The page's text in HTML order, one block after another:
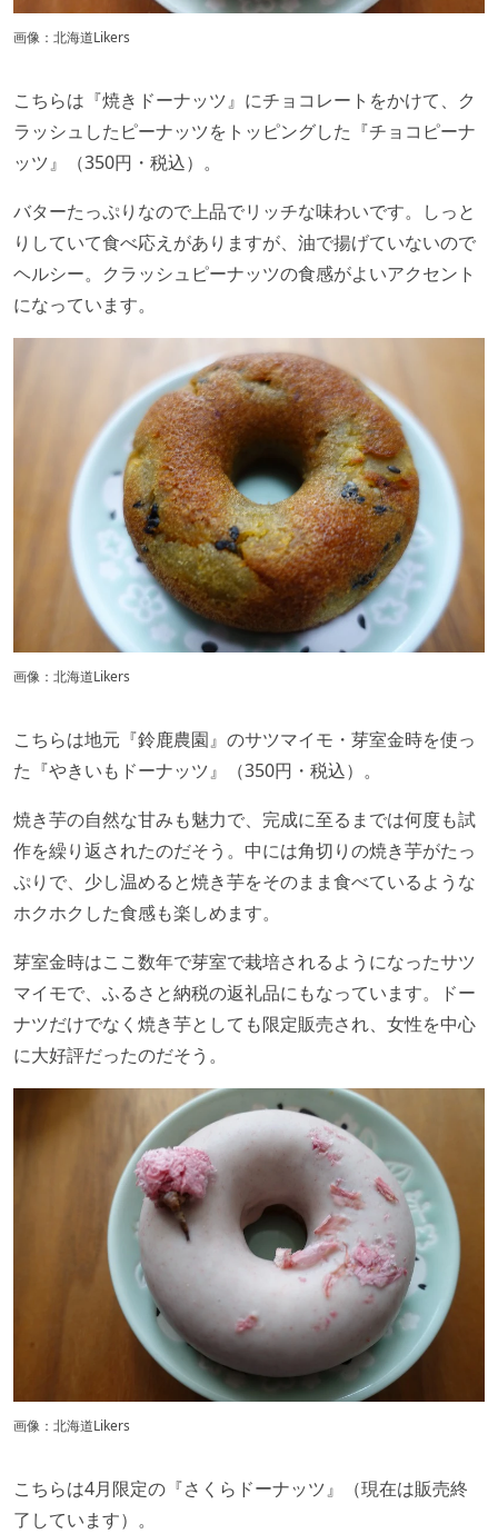
画像：北海道Likers
こちらは『焼きドーナッツ』にチョコレートをかけて、ク
ラッシュしたピーナッツをトッピングした『チョコピーナ
ッツ』（350円・税込）。
バターたっぷりなので上品でリッチな味わいです。しっと
りしていて食べ応えがありますが、油で揚げていないので
ヘルシー。クラッシュピーナッツの食感がよいアクセント
になっています。
画像：北海道Likers
こちらは地元『鈴鹿農園』のサツマイモ・芽室金時を使っ
た『やきいもドーナッツ』（350円・税込）。
焼き芋の自然な甘みも魅力で、完成に至るまでは何度も試
作を繰り返されたのだそう。中には角切りの焼き芋がたっ
ぷりで、少し温めると焼き芋をそのまま食べているような
ホクホクした食感も楽しめます。
芽室金時はここ数年で芽室で栽培されるようになったサツ
マイモで、ふるさと納税の返礼品にもなっています。ドー
ナツだけでなく焼き芋としても限定販売され、女性を中心
に大好評だったのだそう。
画像：北海道Likers
こちらは4月限定の『さくらドーナッツ』（現在は販売終
了しています）。